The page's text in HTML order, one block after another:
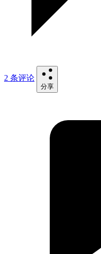
2 条评论
分享